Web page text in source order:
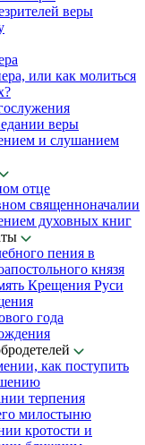
веры
или как молиться
веры
и слушанием
отце
священноначалии
духовных книг
пения в
князя
Крещения Руси
года
как поступить
терпения
милостыню
кротости и